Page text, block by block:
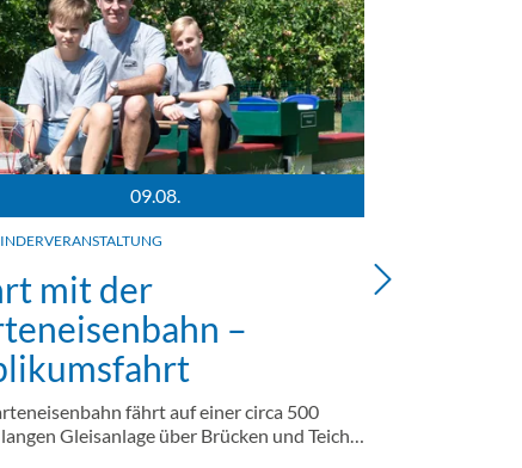
09.08.
mit der
–
fährt auf einer circa 500
Gleisanlage über Brücken und Teich…